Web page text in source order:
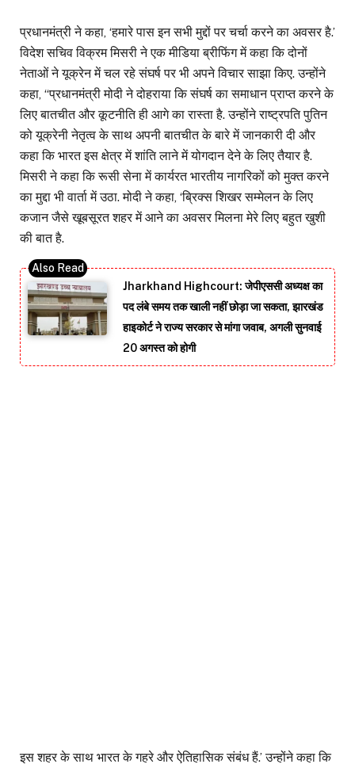
प्रधानमंत्री ने कहा, ‘हमारे पास इन सभी मुद्दों पर चर्चा करने का अवसर है.’
विदेश सचिव विक्रम मिसरी ने एक मीडिया ब्रीफिंग में कहा कि दोनों
नेताओं ने यूक्रेन में चल रहे संघर्ष पर भी अपने विचार साझा किए. उन्होंने
कहा, “प्रधानमंत्री मोदी ने दोहराया कि संघर्ष का समाधान प्राप्त करने के
लिए बातचीत और कूटनीति ही आगे का रास्ता है. उन्होंने राष्ट्रपति पुतिन
को यूक्रेनी नेतृत्व के साथ अपनी बातचीत के बारे में जानकारी दी और
कहा कि भारत इस क्षेत्र में शांति लाने में योगदान देने के लिए तैयार है.
मिसरी ने कहा कि रूसी सेना में कार्यरत भारतीय नागरिकों को मुक्त करने
का मुद्दा भी वार्ता में उठा. मोदी ने कहा, ‘ब्रिक्स शिखर सम्मेलन के लिए
कजान जैसे खूबसूरत शहर में आने का अवसर मिलना मेरे लिए बहुत खुशी
की बात है.
Jharkhand Highcourt: जेपीएससी अध्यक्ष का
पद लंबे समय तक खाली नहीं छोड़ा जा सकता, झारखंड
हाइकोर्ट ने राज्य सरकार से मांगा जवाब, अगली सुनवाई
20 अगस्त को होगी
इस शहर के साथ भारत के गहरे और ऐतिहासिक संबंध हैं.’ उन्होंने कहा कि